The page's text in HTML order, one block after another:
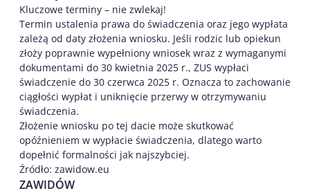
Kluczowe terminy – nie zwlekaj!
Termin ustalenia prawa do świadczenia oraz jego wypłata
zależą od daty złożenia wniosku. Jeśli rodzic lub opiekun
złoży poprawnie wypełniony wniosek wraz z wymaganymi
dokumentami do 30 kwietnia 2025 r., ZUS wypłaci
świadczenie do 30 czerwca 2025 r. Oznacza to zachowanie
ciągłości wypłat i uniknięcie przerwy w otrzymywaniu
świadczenia.
Złożenie wniosku po tej dacie może skutkować
opóźnieniem w wypłacie świadczenia, dlatego warto
dopełnić formalności jak najszybciej.
Źródło: zawidow.eu
ZAWIDÓW